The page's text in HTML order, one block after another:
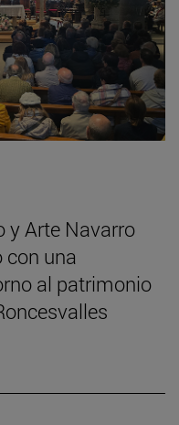
y Arte Navarro
con una
al patrimonio